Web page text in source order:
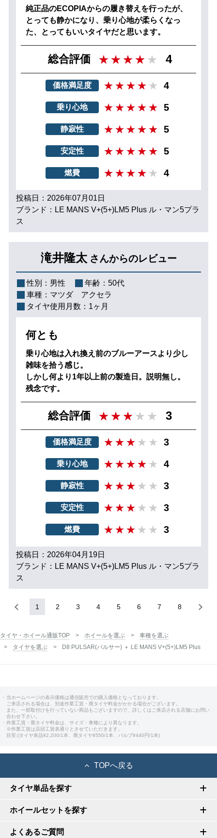
純正品のECOPIAからの履き替えを行ったが、
とっても静かになり、乗り心地が柔らくなっ
た、とってもいいタイヤだと思います。
総合評価 4
価格満足度 4
乗り心地 5
静寂性 5
安定性 5
燃費 4
投稿日：2026年07月01日
ブランド：LE MANS V+(5+)LM5 Plus ル・マン5プラ
ス
滝井隆太 さんからのレビュー
性別： 男性 年齢： 50代
車種： マツダ アクセラ
タイヤ使用月数： 1ヶ月
何とも
乗り心地は入れ換え前のブルーアースより少し
雑味を拾う感じ。
しかし何より1年以上前の製造日。説明無し。
残念です。
総合評価 3
価格満足度 3
乗り心地 4
静寂性 3
安定性 3
燃費 3
投稿日：2026年04月19日
ブランド：LE MANS V+(5+)LM5 Plus ル・マン5プラ
ス
1 2 3 4 5 6 7 8
タイヤ・ホイール通販TOP ホイールを選ぶ
車種を選ぶ
タイヤを選ぶ
D8 PULSAR(パルサー) ＋ LE MANS V+(5+)LM5 Plus
・当ホームページの表示価格は通信販売での購入価格となっております。
ご来店される場合は、別途作業工賃・廃タイヤ料金がかかる場合がございます。
また、一部取付けを行っていない商品もございますので、詳しくはご来店される店舗にお問い
合わせ下さい。
・作業工賃・廃タイヤ料金は、サイズ・車種により異なります。
※作業工賃は店頭工賃表通りとさせていただきます。
目安:(タイヤ単品¥2,200/1本、廃タイヤ¥550/1本、バルブ¥440円/1本)
TOPへ戻る
タイヤ単品を探す
ホイールセットを探す
よくあるご質問